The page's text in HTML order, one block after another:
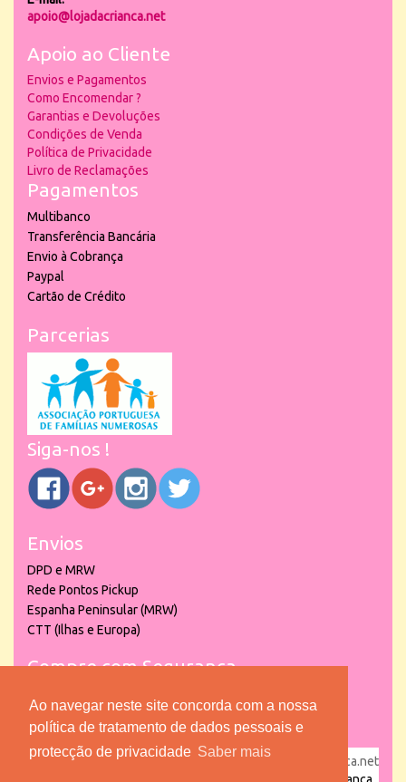
Ao navegar neste site concorda com a nossa
política de tratamento de dados pessoais e
protecção de privacidade Saber mais
apoio@lojadacrianca.net
Apoio ao Cliente
Envios e Pagamentos
Como Encomendar ?
Garantias e Devoluções
Condições de Venda
Política de Privacidade
Livro de Reclamações
Pagamentos
Multibanco
Transferência Bancária
Envio à Cobrança
Paypal
Cartão de Crédito
Parcerias
Siga-nos !
Envios
DPD e MRW
Rede Pontos Pickup
Espanha Peninsular (MRW)
CTT (Ilhas e Europa)
Compre com Segurança
powered by puber!a | © 2026 Copyright www.lojadacrianca.net
Loja da Criança